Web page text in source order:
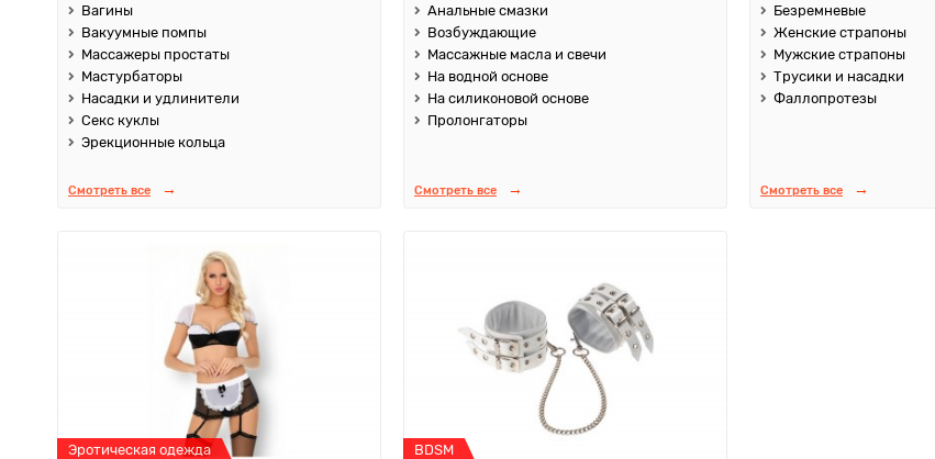
Вагины
Вакуумные помпы
Массажеры простаты
Мастурбаторы
Насадки и удлинители
Секс куклы
Эрекционные кольца
Смотреть все
Анальные смазки
Возбуждающие
Массажные масла и свечи
На водной основе
На силиконовой основе
Пролонгаторы
Смотреть все
Безремневые
Женские страпоны
Мужские страпоны
Трусики и насадки
Фаллопротезы
Смотреть все
Эротическая одежда BDSM